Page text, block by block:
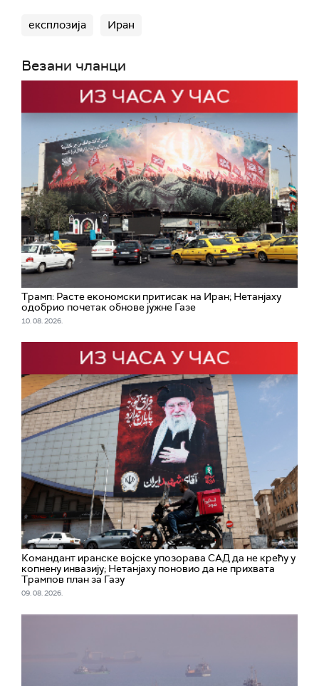
експлозија Иран
Везани чланци
Трамп: Расте економски притисак на Иран; Нетанјаху
одобрио почетак обнове јужне Газе
10. 08. 2026.
Командант иранске војске упозорава САД да не крећу у
копнену инвазију; Нетанјаху поновио да не прихвата
Трампов план за Газу
09. 08. 2026.